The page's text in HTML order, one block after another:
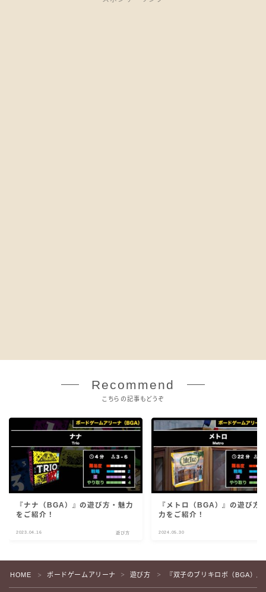
Recommend
こちらの記事もどうぞ
『ナナ（BGA）』の遊び方・魅力
をご紹介！
2023.04.16 遊び方
『メトロ（BGA）』の遊び方
力をご紹介！
2024.05.30
HOME ＞ ボードゲームアリーナ ＞ 遊び方 ＞ 『双子のブリキロボ（BGA）